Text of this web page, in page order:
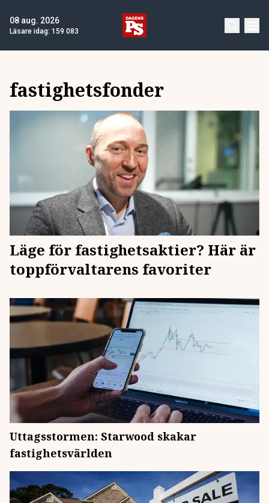
08 aug. 2026
Läsare idag: 159 083
fastighetsfonder
Läge för fastighetsaktier? Här är
toppförvaltarens favoriter
Uttagsstormen: Starwood skakar
fastighetsvärlden